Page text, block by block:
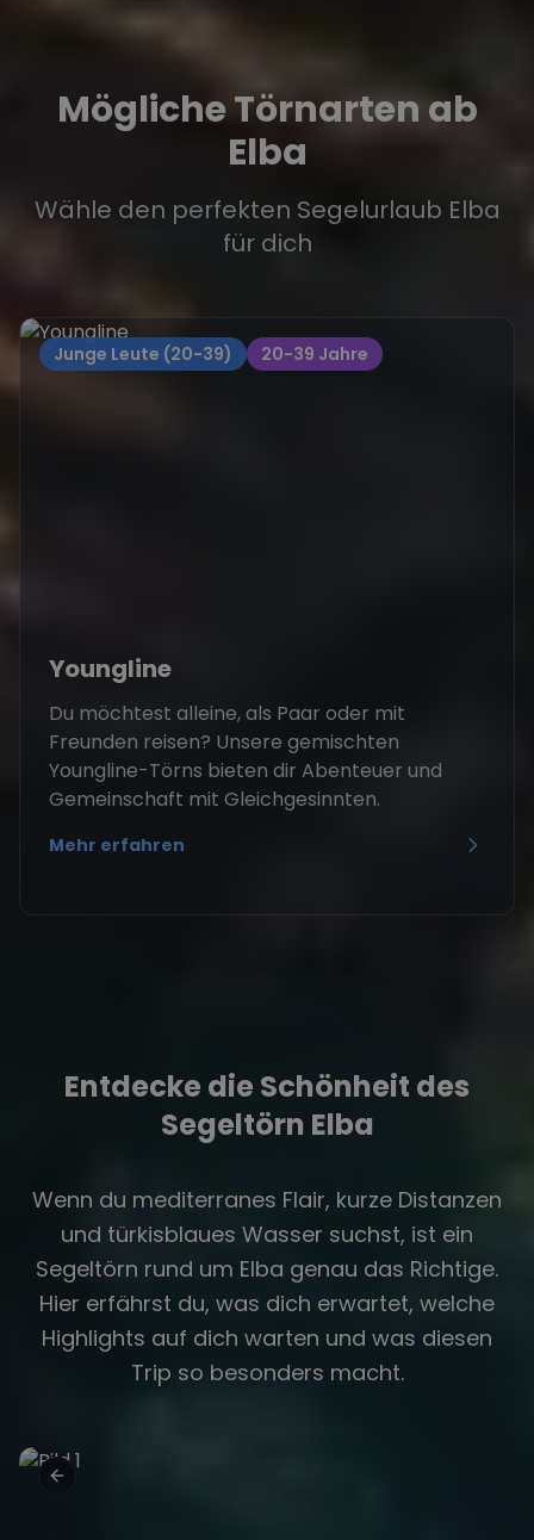
Mögliche Törnarten ab
Elba
Wähle den perfekten Segelurlaub Elba
für dich
Junge Leute (20-39) 20-39 Jahre
Youngline
Du möchtest alleine, als Paar oder mit
Freunden reisen? Unsere gemischten
Youngline-Törns bieten dir Abenteuer und
Gemeinschaft mit Gleichgesinnten.
Mehr erfahren
Entdecke die Schönheit des
Segeltörn Elba
Wenn du mediterranes Flair, kurze Distanzen
und türkisblaues Wasser suchst, ist ein
Segeltörn rund um Elba genau das Richtige.
Hier erfährst du, was dich erwartet, welche
Highlights auf dich warten und was diesen
Trip so besonders macht.